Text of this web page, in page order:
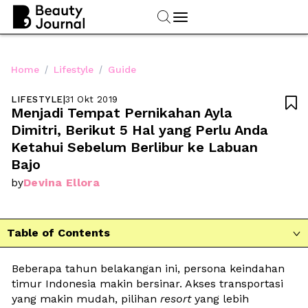
Home / Lifestyle / Guide
LIFESTYLE|31 Okt 2019
Menjadi Tempat Pernikahan Ayla
Dimitri, Berikut 5 Hal yang Perlu Anda
Ketahui Sebelum Berlibur ke Labuan
Bajo
byDevina Ellora

Table of Contents 
Beberapa tahun belakangan ini, persona keindahan
timur Indonesia makin bersinar. Akses transportasi
yang makin mudah, pilihan resort yang lebih